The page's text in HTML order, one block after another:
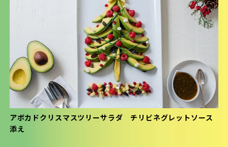
アボカドクリスマスツリーサラダ チリビネグレットソース
添え